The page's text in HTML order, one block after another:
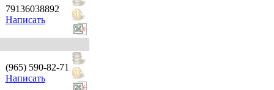
79136038892
Написать
(965) 590-82-71
Написать